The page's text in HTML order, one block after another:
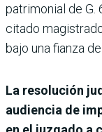
patrimonial de G.
citado
bajo una fianza
La resolución
audiencia de